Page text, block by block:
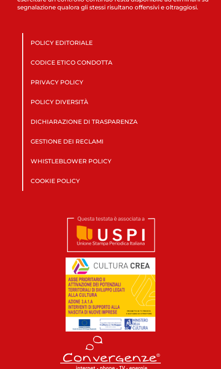
segnalazione qualora gli stessi risultano offensivi e oltraggiosi.
POLICY EDITORIALE
CODICE ETICO CONDOTTA
PRIVACY POLICY
POLICY DIVERSITÀ
DICHIARAZIONE DI TRASPARENZA
GESTIONE DEI RECLAMI
WHISTLEBLOWER POLICY
COOKIE POLICY